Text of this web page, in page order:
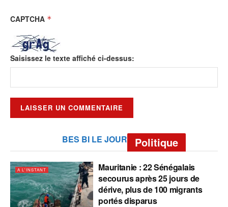
CAPTCHA *
Saisissez le texte affiché ci-dessus:
BES BI LE JOUR Politique
A L'INSTANT
Mauritanie : 22 Sénégalais
secourus après 25 jours de
dérive, plus de 100 migrants
portés disparus